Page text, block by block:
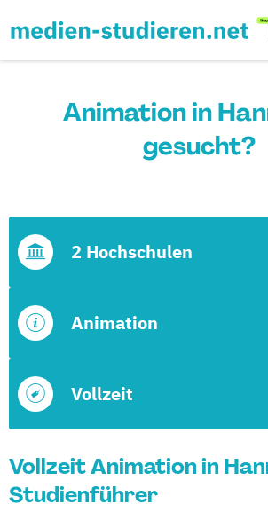
Animation in
gesucht?
Vollzeit
Animation
2 Hochschulen
Vollzeit Animation in
Studienführer